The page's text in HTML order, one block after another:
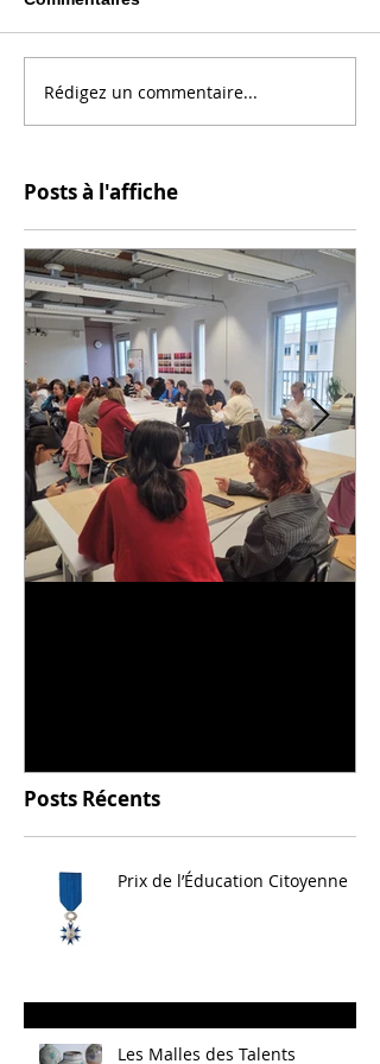
Rédigez un commentaire...
Posts à l'affiche
Posts Récents
Prix de l’Éducation Citoyenne
Les Malles des Talents